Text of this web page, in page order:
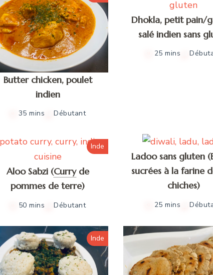
Butter chicken, poulet
indien
35 mins Débutant
Dhokla, petit pain/
salé indien sans
25 mins
Inde
Aloo Sabzi (Curry de
pommes de terre)
50 mins Débutant
Ladoo sans gluten
sucrées à la farine
chiches)
25 mins
Inde